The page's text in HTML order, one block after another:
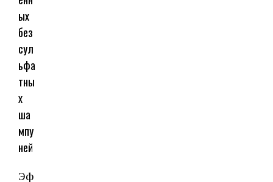
ых
без
сул
ьфа
тны
х
ша
мпу
ней
Эф